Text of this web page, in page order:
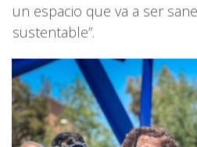
un espacio que va a ser
sustentable”.